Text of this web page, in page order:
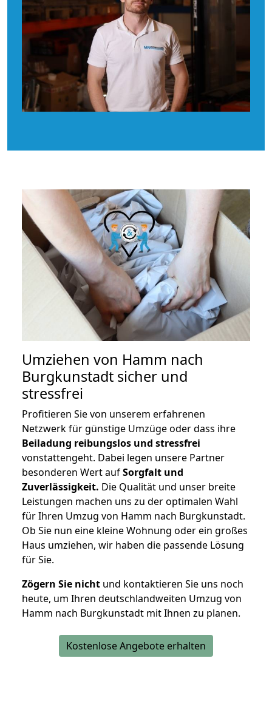
Umziehen von Hamm nach
Burgkunstadt sicher und
stressfrei
Profitieren Sie von unserem erfahrenen
Netzwerk für günstige Umzüge oder dass ihre
Beiladung reibungslos und stressfrei
vonstattengeht. Dabei legen unsere Partner
besonderen Wert aufSorgfalt und
Zuverlässigkeit. Die Qualität und unser breite
Leistungen machen uns zu der optimalen Wahl
für Ihren Umzug von Hamm nach Burgkunstadt.
Ob Sie nun eine kleine Wohnung oder ein großes
Haus umziehen, wir haben die passende Lösung
für Sie.
Zögern Sie nicht und kontaktieren Sie uns noch
heute, um Ihren deutschlandweiten Umzug von
Hamm nach Burgkunstadt mit Ihnen zu planen.
Kostenlose Angebote erhalten